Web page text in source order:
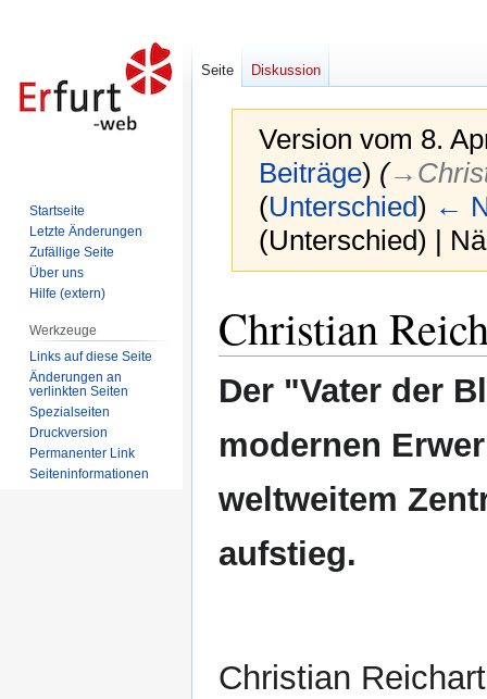
Version vom 8.
Beiträge) (
(Unterschied) ←
(Unterschied) |
Navigation
springen
Suche
springen
Christian
Der "Vater der
modernen
weltweitem
aufstieg.
Christian
Seite Diskussion
Startseite
Letzte Änderungen
Zufällige Seite
Über uns
Hilfe (extern)
Werkzeuge
Links auf diese Seite
Änderungen an
verlinkten Seiten
Spezialseiten
Druckversion
Permanenter Link
Seiten­informationen